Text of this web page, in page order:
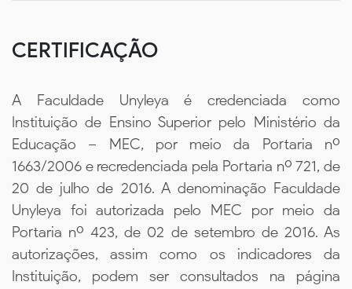
CERTIFICAÇÃO
A Faculdade Unyleya é credenciada como
Instituição de Ensino Superior pelo Ministério da
Educação – MEC, por meio da Portaria nº
1663/2006 e recredenciada pela Portaria nº 721, de
20 de julho de 2016. A denominação Faculdade
Unyleya foi autorizada pelo MEC por meio da
Portaria nº 423, de 02 de setembro de 2016. As
autorizações, assim como os indicadores da
Instituição, podem ser consultados na página